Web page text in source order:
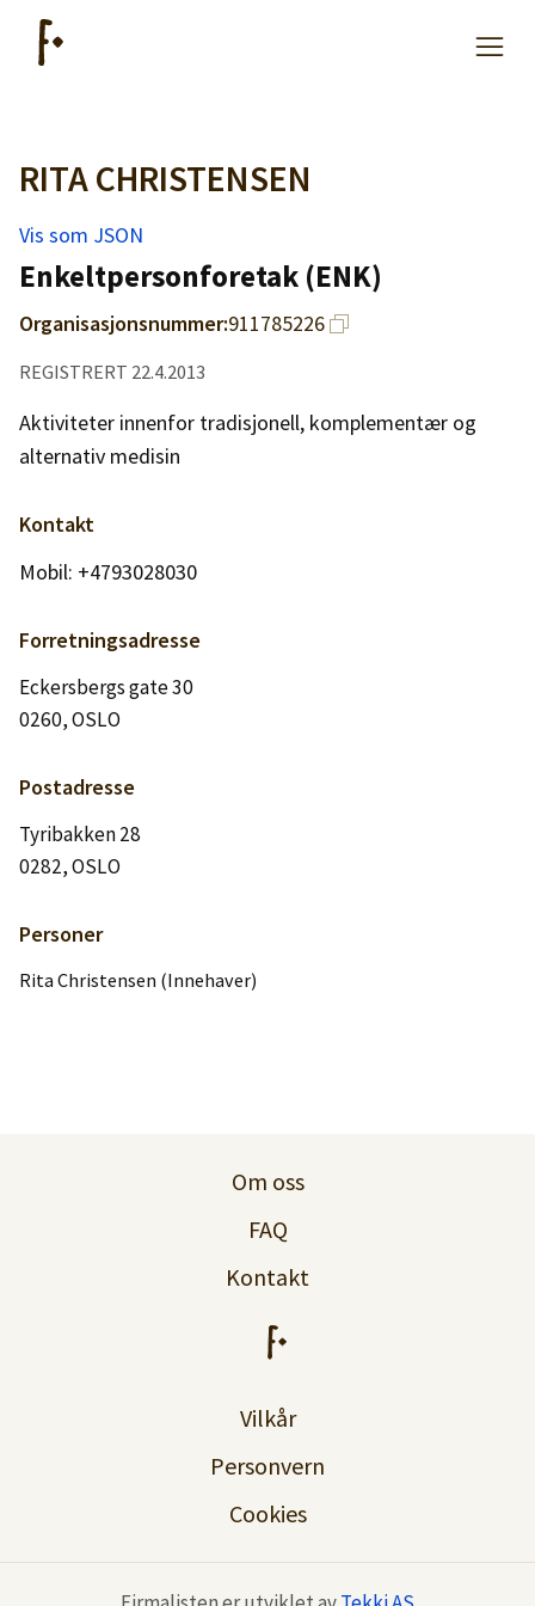
Artikler
Hjelp
Kjøpe lister
Priser
Logg inn
Lag konto
RITA CHRISTENSEN
Vis som JSON
Enkeltpersonforetak (ENK)
Organisasjonsnummer:911785226
REGISTRERT 22.4.2013
Aktiviteter innenfor tradisjonell, komplementær og
alternativ medisin
Kontakt
Mobil: +4793028030
Forretningsadresse
Eckersbergs gate 30
0260, OSLO
Postadresse
Tyribakken 28
0282, OSLO
Personer
Rita Christensen (Innehaver)
Om oss
FAQ
Kontakt
Vilkår
Personvern
Cookies